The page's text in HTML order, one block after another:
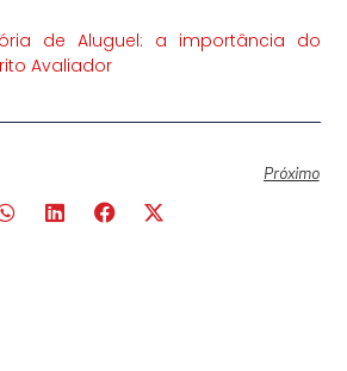
de Aluguel: a importância do
Avaliador
Próximo